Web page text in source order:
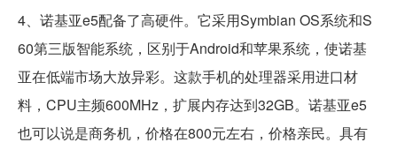
4、诺基亚e5配备了高硬件。它采用Symbian OS系统和S
60第三版智能系统，区别于Android和苹果系统，使诺基
亚在低端市场大放异彩。这款手机的处理器采用进口材
料，CPU主频600MHz，扩展内存达到32GB。诺基亚e5
也可以说是商务机，价格在800元左右，价格亲民。具有